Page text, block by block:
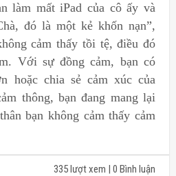
làm mất iPad của cô ấy và
đó là một kẻ khốn nạn”,
cảm thấy tồi tệ, điều đó
Với sự đồng cảm, bạn có
hoặc chia sẻ cảm xúc của
thông, bạn đang mang lại
bạn không cảm thấy cảm
335 lượt xem | 0 Bình luận